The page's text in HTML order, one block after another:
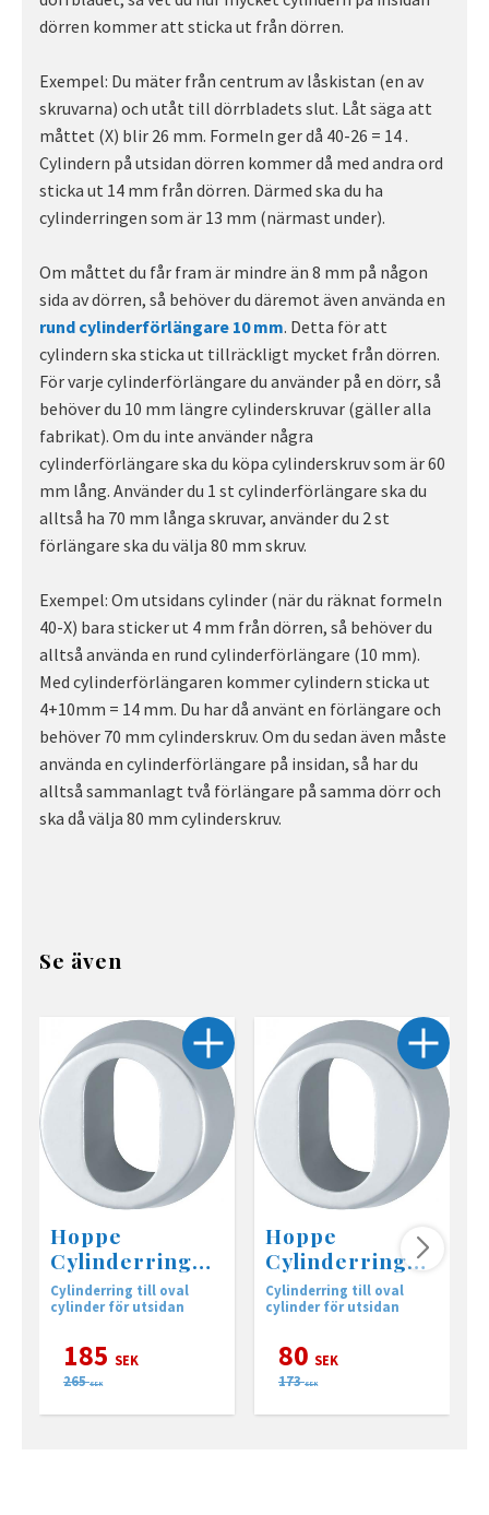
dörren kommer att sticka ut från dörren.
Exempel: Du mäter från centrum av låskistan (en av
skruvarna) och utåt till dörrbladets slut. Låt säga att
måttet (X) blir 26 mm. Formeln ger då 40-26 = 14 .
Cylindern på utsidan dörren kommer då med andra ord
sticka ut 14 mm från dörren. Därmed ska du ha
cylinderringen som är 13 mm (närmast under).
Om måttet du får fram är mindre än 8 mm på någon
sida av dörren, så behöver du däremot även använda en
rund cylinderförlängare 10 mm. Detta för att
cylindern ska sticka ut tillräckligt mycket från dörren.
För varje cylinderförlängare du använder på en dörr, så
behöver du 10 mm längre cylinderskruvar (gäller alla
fabrikat). Om du inte använder några
cylinderförlängare ska du köpa cylinderskruv som är 60
mm lång. Använder du 1 st cylinderförlängare ska du
alltså ha 70 mm långa skruvar, använder du 2 st
förlängare ska du välja 80 mm skruv.
Exempel: Om utsidans cylinder (när du räknat formeln
40-X) bara sticker ut 4 mm från dörren, så behöver du
alltså använda en rund cylinderförlängare (10 mm).
Med cylinderförlängaren kommer cylindern sticka ut
4+10mm = 14 mm. Du har då använt en förlängare och
behöver 70 mm cylinderskruv. Om du sedan även måste
använda en cylinderförlängare på insidan, så har du
alltså sammanlagt två förlängare på samma dörr och
ska då välja 80 mm cylinderskruv.
Se även
Hoppe
Cylinderring
multi silver
Cylinderring till oval
cylinder för utsidan
185 SEK
265 SEK
Hoppe
Cylinderring
oval 16 mm
silver
Cylinderring till oval
cylinder för utsidan
80 SEK
173 SEK